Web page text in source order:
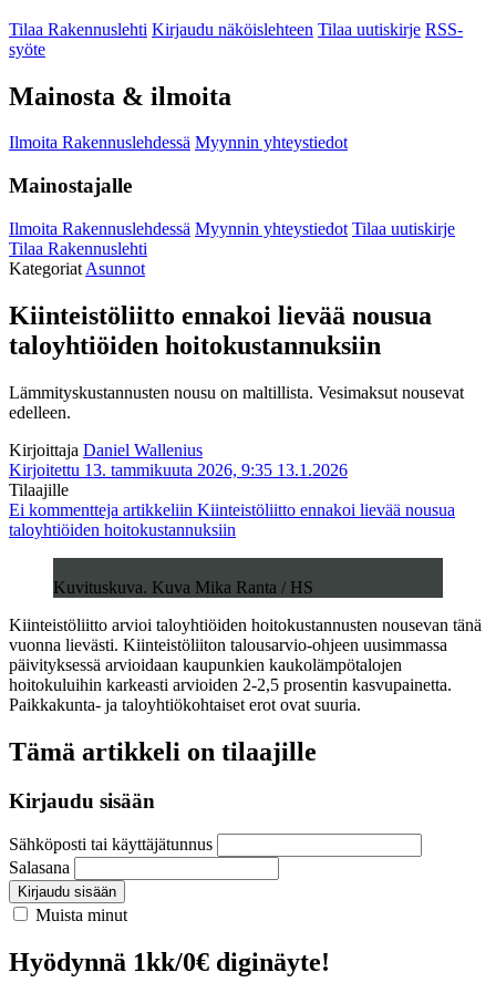
Tilaa Rakennuslehti Kirjaudu näköislehteen Tilaa uutiskirje RSS-
syöte
Mainosta & ilmoita
Ilmoita Rakennuslehdessä Myynnin yhteystiedot
Mainostajalle
Ilmoita Rakennuslehdessä Myynnin yhteystiedot Tilaa uutiskirje
Tilaa Rakennuslehti
Kategoriat Asunnot
Kiinteistöliitto ennakoi lievää nousua
taloyhtiöiden hoitokustannuksiin
Lämmityskustannusten nousu on maltillista. Vesimaksut nousevat
edelleen.
Kirjoittaja Daniel Wallenius
Kirjoitettu 13. tammikuuta 2026, 9:35 13.1.2026
Tilaajille
Ei kommentteja artikkeliin Kiinteistöliitto ennakoi lievää nousua
taloyhtiöiden hoitokustannuksiin
Kuvituskuva. Kuva Mika Ranta / HS
Kiinteistöliitto arvioi taloyhtiöiden hoitokustannusten nousevan tänä
vuonna lievästi. Kiinteistöliiton talousarvio-ohjeen uusimmassa
päivityksessä arvioidaan kaupunkien kaukolämpötalojen
hoitokuluihin karkeasti arvioiden 2-2,5 prosentin kasvupainetta.
Paikkakunta- ja taloyhtiökohtaiset erot ovat suuria.
Tämä artikkeli on tilaajille
Kirjaudu sisään
Sähköposti tai käyttäjätunnus
Salasana
Kirjaudu sisään
Muista minut
Hyödynnä 1kk/0€ diginäyte!